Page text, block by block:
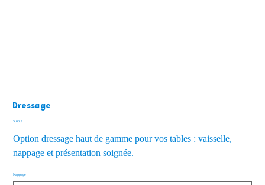
Dressage
Prix
5,00 €
Option dressage haut de gamme pour vos tables : vaisselle,
nappage et présentation soignée.
Nappage